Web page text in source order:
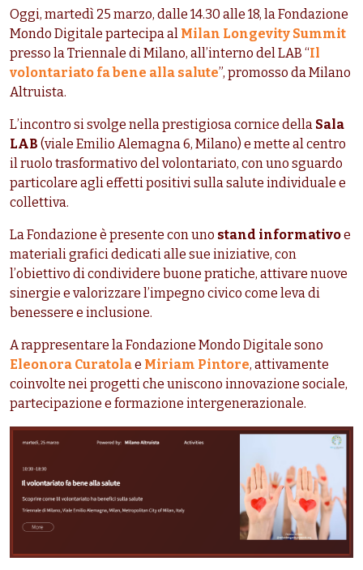
Oggi, martedì 25 marzo, dalle 14.30 alle 18, la Fondazione
Mondo Digitale partecipa al Milan Longevity Summit
presso la Triennale di Milano, all’interno del LAB “Il
volontariato fa bene alla salute”, promosso da Milano
Altruista.
L’incontro si svolge nella prestigiosa cornice della Sala
LAB (viale Emilio Alemagna 6, Milano) e mette al centro
il ruolo trasformativo del volontariato, con uno sguardo
particolare agli effetti positivi sulla salute individuale e
collettiva.
La Fondazione è presente con uno stand informativoe
materiali grafici dedicati alle sue iniziative, con
l’obiettivo di condividere buone pratiche, attivare nuove
sinergie e valorizzare l’impegno civico come leva di
benessere e inclusione.
A rappresentare la Fondazione Mondo Digitale sono
Eleonora Curatolae Miriam Pintore, attivamente
coinvolte nei progetti che uniscono innovazione sociale,
partecipazione e formazione intergenerazionale.